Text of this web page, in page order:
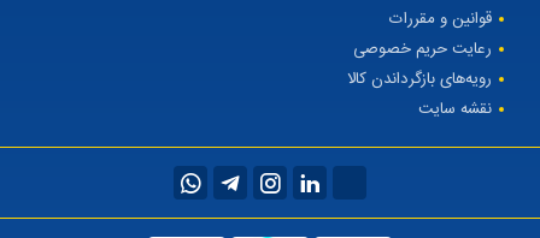
قوانین و مقررات
رعایت حریم خصوصی
رویه‌های بازگرداندن کالا
نقشه سایت